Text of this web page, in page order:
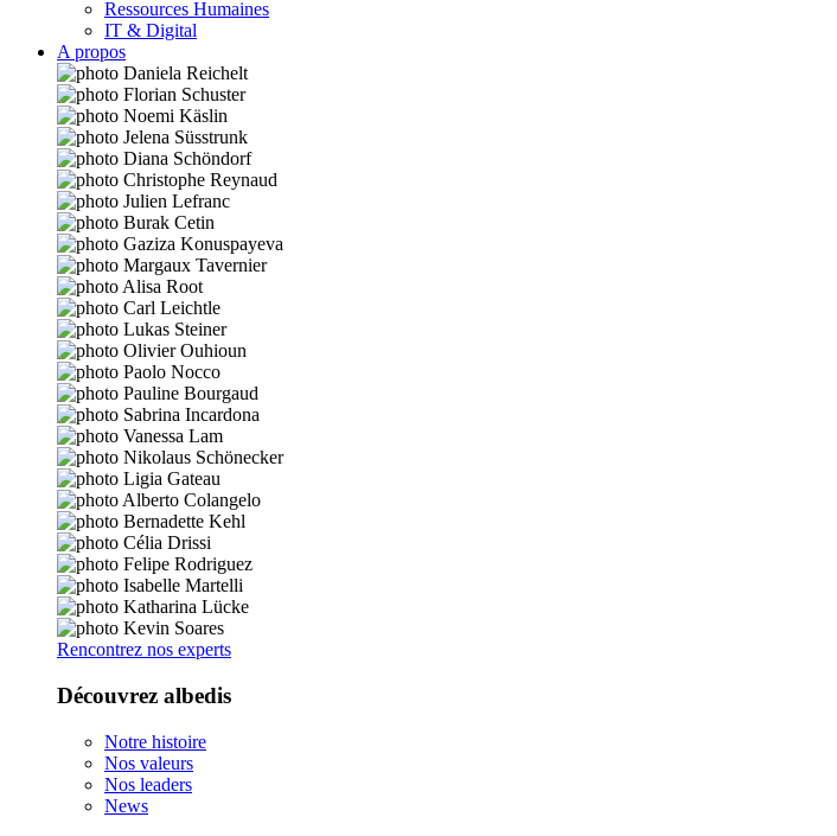
Ressources Humaines
IT & Digital
A propos
Rencontrez nos experts
Découvrez albedis
Notre histoire
Nos valeurs
Nos leaders
News